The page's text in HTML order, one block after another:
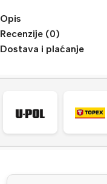
Opis
Recenzije (0)
Dostava i plaćanje